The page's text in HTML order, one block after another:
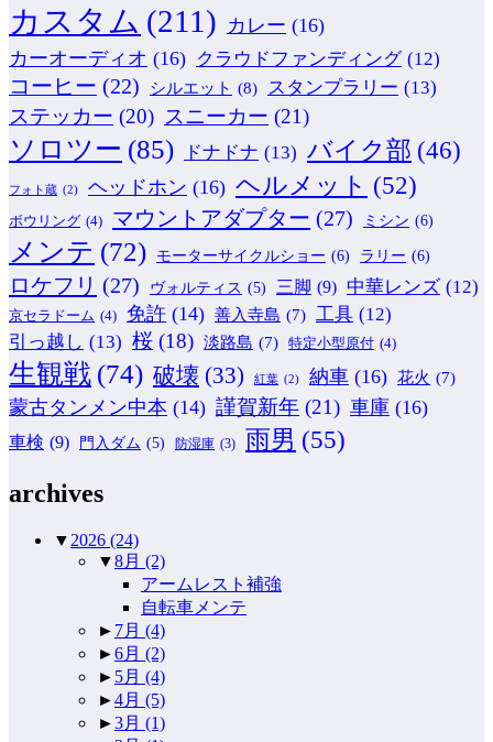
カスタム (211) カレー (16)
カーオーディオ (16) クラウドファンディング (12)
コーヒー (22) シルエット (8) スタンプラリー (13)
ステッカー (20) スニーカー (21)
ソロツー (85) ドナドナ (13) バイク部 (46)
フォト蔵 (2) ヘッドホン (16) ヘルメット (52)
ボウリング (4) マウントアダプター (27) ミシン (6)
メンテ (72) モーターサイクルショー (6) ラリー (6)
ロケフリ (27) ヴォルティス (5) 三脚 (9) 中華レンズ (12)
京セラドーム (4) 免許 (14) 善入寺島 (7) 工具 (12)
引っ越し (13) 桜 (18) 淡路島 (7) 特定小型原付 (4)
生観戦 (74) 破壊 (33) 紅葉 (2) 納車 (16) 花火 (7)
蒙古タンメン中本 (14) 謹賀新年 (21) 車庫 (16)
車検 (9) 門入ダム (5) 防湿庫 (3) 雨男 (55)
archives
▼ 2026 (24)
▼8月 (2)
アームレスト補強
自転車メンテ
► 7月 (4)
►6月 (2)
► 5月 (4)
►4月 (5)
►3月 (1)